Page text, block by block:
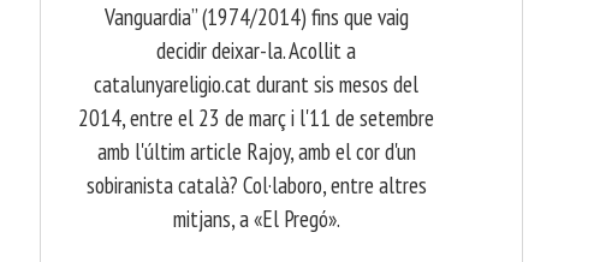
Vanguardia” (1974/2014) fins que vaig
decidir deixar-la. Acollit a
catalunyareligio.cat durant sis mesos del
2014, entre el 23 de març i l'11 de setembre
amb l'últim article Rajoy, amb el cor d'un
sobiranista català? Col·laboro, entre altres
mitjans, a «El Pregó».